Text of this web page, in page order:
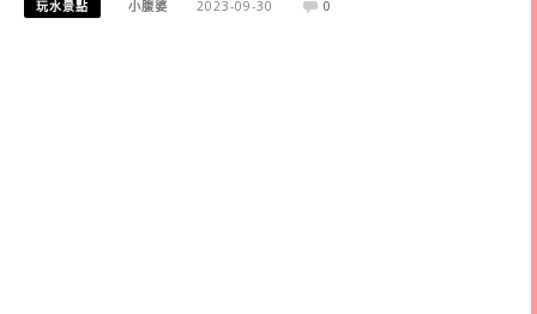
玩水景點 小腹婆 2023-09-30 0